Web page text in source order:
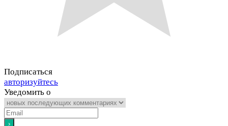
Подписаться
авторизуйтесь
Уведомить о